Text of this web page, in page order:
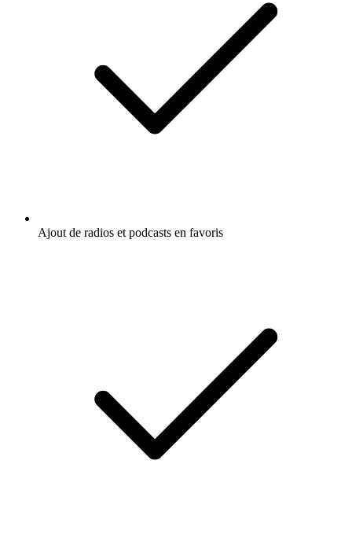
Ajout de radios et podcasts en favoris